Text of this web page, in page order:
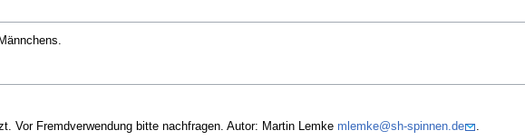
Vor Fremdverwendung bitte nachfragen. Autor: Martin Lemke mlemke@sh-spinnen.de
.